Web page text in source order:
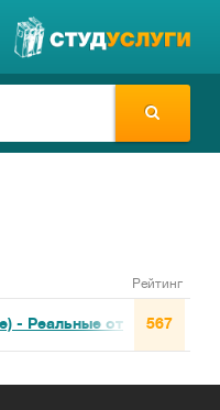
Рейтинг
- Реальные отзывы!
567